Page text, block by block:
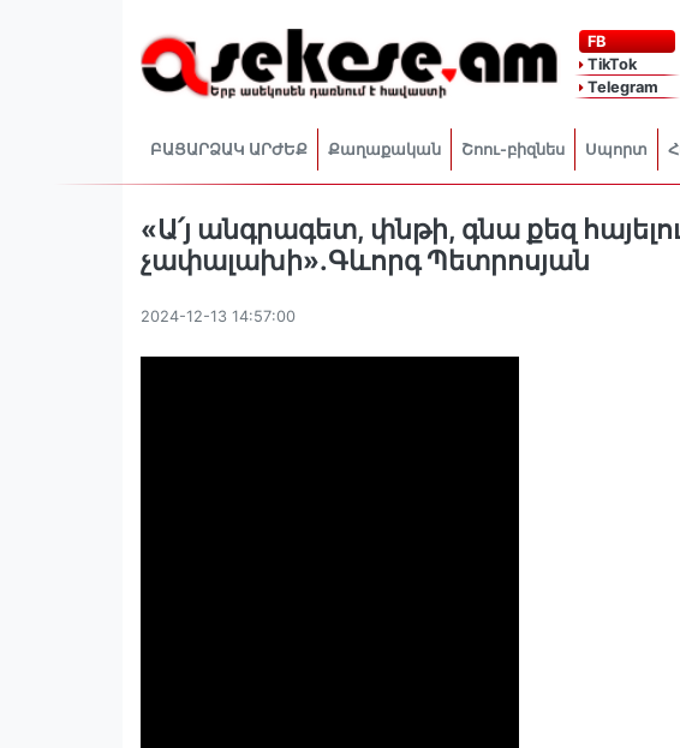
FB
TikTok
Telegram
ԲԱՑԱՐՁԱԿ ԱՐԺԵՔ Քաղաքական Շոու-բիզնես Սպորտ
«Ա՛յ անգրագետ, փնթի, գնա քեզ
չափալախի».Գևորգ Պետրոսյան
2024-12-13 14:57:00